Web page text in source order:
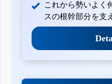
これから勢いよく
スの根幹部分を支